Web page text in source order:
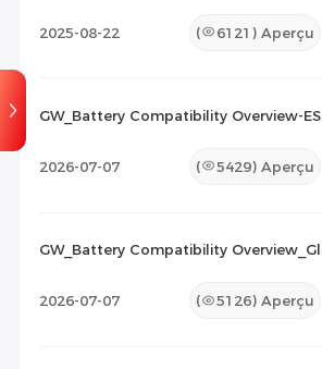
2025-08-22 ( 6121 ) Aperçu
GW_Battery Compatibility Overview-ES
2026-07-07 ( 5429) Aperçu
GW_Battery Compatibility
2026-07-07 ( 5126) Aperçu